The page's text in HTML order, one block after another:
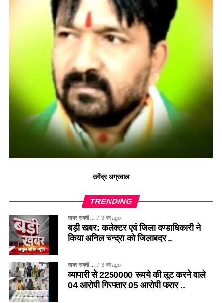
उगेंद्र अग्रवाल
TRENDING
खबर सक्ती ... 3 वर्ष ago
बड़ी खबर: कलेक्टर एवं जिला दण्डाधिकारी ने
किया अनिल चन्द्रा को जिलाबदर ..
खबर सक्ती ... 3 वर्ष ago
व्यापारी से 2250000 रूपये की लूट करने वाले
04 आरोपी गिरफ्तार 05 आरोपी फरार ..